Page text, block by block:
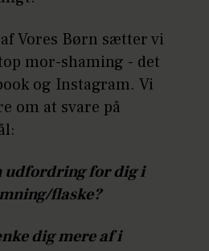
Vores Børn sætter vi
mor-shaming - det
og Instagram. Vi
om at svare på
udfordring for dig i
flaske?
dig mere af i